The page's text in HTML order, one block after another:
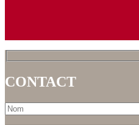
CONTACT